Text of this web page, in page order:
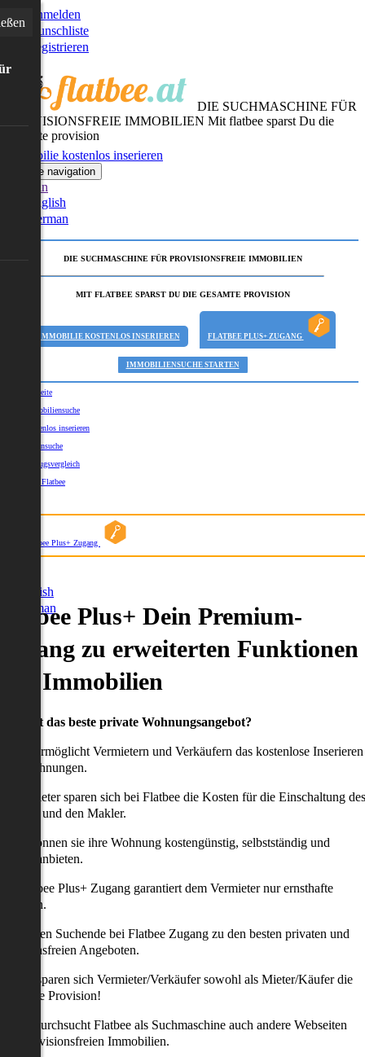
Anmelden
Wunschliste
Registrieren
DIE SUCHMASCHINE FÜR
PROVISIONSFREIE IMMOBILIEN Mit flatbee sparst Du die
gesamte provision
Immobilie kostenlos inserieren
Toggle navigation
German
English
German
DIE SUCHMASCHINE FÜR PROVISIONSFREIE IMMOBILIEN
MIT FLATBEE SPARST DU DIE GESAMTE PROVISION
IMMOBILIE KOSTENLOS INSERIEREN FLATBEE PLUS+ ZUGANG
IMMOBILIENSUCHE STARTEN
Startseite
Immobiliensuche
Kostenlos inserieren
Kartensuche
Umzugsvergleich
Über Flatbee
Flatbee Plus+ Zugang
English
German
Plus+ Dein Premium-
zu erweiterten Funktionen
Immobilien
willst das beste private Wohnungsangebot?
ermöglicht Vermietern und Verkäufern das kostenlose Inserieren
Wohnungen.
Anbieter sparen sich bei Flatbee die Kosten für die Einschaltung des
und den Makler.
können sie ihre Wohnung kostengünstig, selbstständig und
anbieten.
Flatbee Plus+ Zugang garantiert dem Vermieter nur ernsthafte
erhalten Suchende bei Flatbee Zugang zu den besten privaten und
Angeboten.
uns sparen sich Vermieter/Verkäufer sowohl als Mieter/Käufer die
Provision!
durchsucht Flatbee als Suchmaschine auch andere Webseiten
provisionsfreien Immobilien.